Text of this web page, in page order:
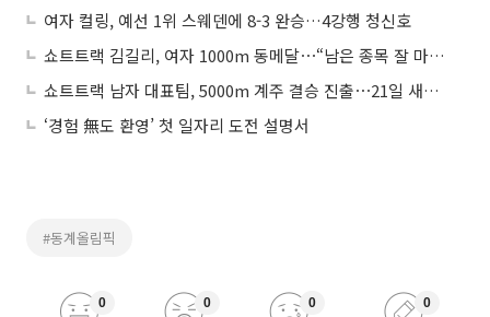
여자 컬링, 예선 1위 스웨덴에 8-3 완승…4강행 청신호
쇼트트랙 김길리, 여자 1000m 동메달⋯“남은 종목 잘 마무리할 것”
쇼트트랙 남자 대표팀, 5000m 계주 결승 진출⋯21일 새벽 금메달 도전
‘경험 無도 환영’ 첫 일자리 도전 설명서
#동계올림픽
0 0 0 0